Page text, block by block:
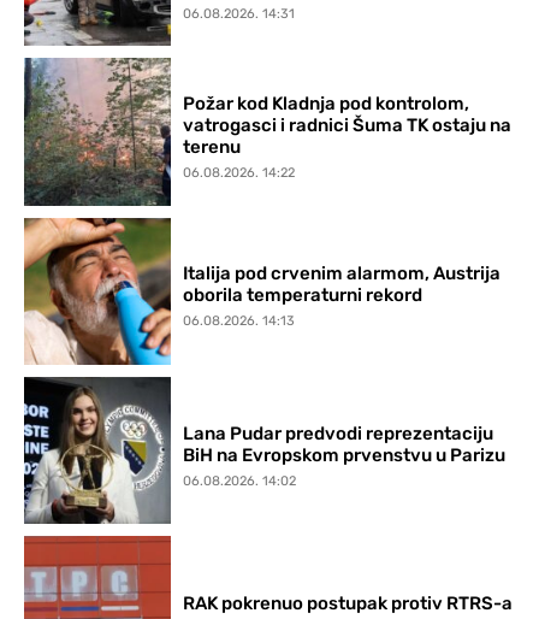
06.08.2026. 14:31
Požar kod Kladnja pod kontrolom,
vatrogasci i radnici Šuma TK ostaju na
terenu
06.08.2026. 14:22
Italija pod crvenim alarmom, Austrija
oborila temperaturni rekord
06.08.2026. 14:13
Lana Pudar predvodi reprezentaciju
BiH na Evropskom prvenstvu u Parizu
06.08.2026. 14:02
RAK pokrenuo postupak protiv RTRS-a